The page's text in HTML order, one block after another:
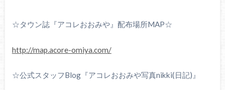
☆タウン誌『アコレおおみや』配布場所MAP☆
http://map.acore-omiya.com/
☆公式スタッフBlog『アコレおおみや写真nikki(日記)』